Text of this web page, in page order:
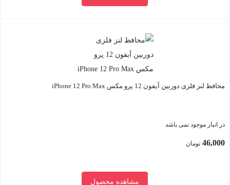
محافظ لنز فلزی دوربین آیفون 12 پرو مکس iPhone 12 Pro Max
در انبار موجود نمی باشد
46,000 تومان
مشاهده محصول